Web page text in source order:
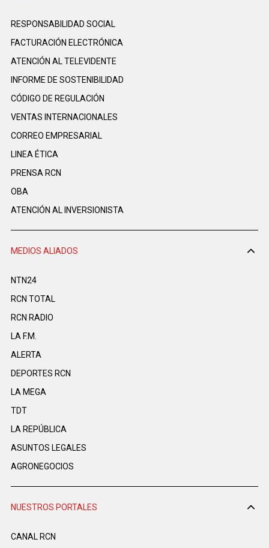
RESPONSABILIDAD SOCIAL
FACTURACIÓN ELECTRÓNICA
ATENCIÓN AL TELEVIDENTE
INFORME DE SOSTENIBILIDAD
CÓDIGO DE REGULACIÓN
VENTAS INTERNACIONALES
CORREO EMPRESARIAL
LINEA ÉTICA
PRENSA RCN
OBA
ATENCIÓN AL INVERSIONISTA
MEDIOS ALIADOS
NTN24
RCN TOTAL
RCN RADIO
LA F.M.
ALERTA
DEPORTES RCN
LA MEGA
TDT
LA REPÚBLICA
ASUNTOS LEGALES
AGRONEGOCIOS
NUESTROS PORTALES
CANAL RCN